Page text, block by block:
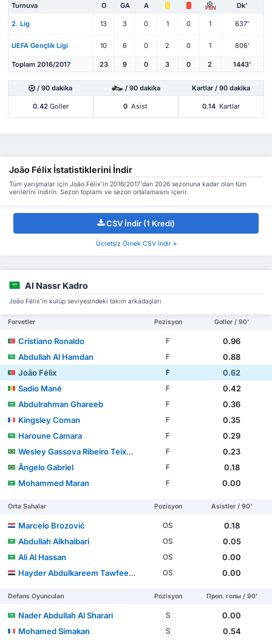
Turnuva O GA A PEN Dk'
2. Lig 13 3 0 1 0 1 637'
UEFA Gençlik Ligi 10 6 0 2 0 1 806'
Toplam 2016/2017 23 9 0 3 0 2 1443'
/ 90 dakika / 90 dakika Kartlar / 90 dakika
0.42 Goller 0 Asist 0.14 Kartlar
João Félix İstatistiklerini İndir
Tüm yarışmalar için João Félix'in 2016/2017'dan 2026 sezonuna kadar olan tüm
verilerini indirin. Sezon toplamı ve sezon ortalamasını içerir.
CSV İndir (1 Kredi)
Ücretsiz Örnek CSV İndir »
Al Nassr Kadro
João Félix'in kulüp seviyesindeki takım arkadaşları
Forvetler Pozisyon Goller / 90'
Cristiano Ronaldo F
0.96
Abdullah Al Hamdan
F
0.88
João Félix
F
0.62
Sadio Mané
F
0.42
Abdulrahman Ghareeb
F
0.36
Kingsley Coman
F
0.35
Haroune Camara
F
0.29
Wesley Gassova Ribeiro Teixeira
F
0.23
Ângelo Gabriel
F
0.18
Mohammed Maran
F 0.00
Orta Sahalar Pozisyon Asistler / 90'
Marcelo Brozović OS
0.18
Abdullah Alkhaibari
OS
0.05
Ali Al Hassan
OS
0.00
Hayder Abdulkareem Tawfeeq Tofee
OS 0.00
Defans Oyuncuları Pozisyon Проп. голы / 90'
Nader Abdullah Al Sharari S
0.00
Mohamed Simakan
S
0.54